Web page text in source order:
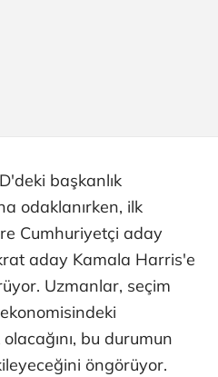
başkanlık
odaklanırken, ilk
Cumhuriyetçi aday
aday Kamala Harris'e
Uzmanlar, seçim
bu durumun
öngörüyor.